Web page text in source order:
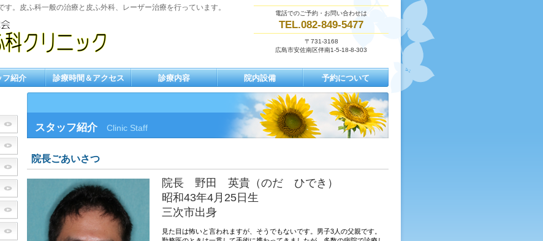
。皮ふ科一般の治療と皮ふ外科、レーザー治療を行っています。
電話でのご予約・お問い合わせは
TEL.082-849-5477
〒731-3168
広島市安佐南区伴南1-5-18-8-303
スタッフ紹介 Clinic Staff
院長ごあいさつ
院長 野田 英貴（のだ ひでき）
昭和43年4月25日生
三次市出身
見た目は怖いと言われますが、そうでもないです。男子3人の父親です。
フ紹介 診療時間＆アクセス 診療内容 院内設備 予約について